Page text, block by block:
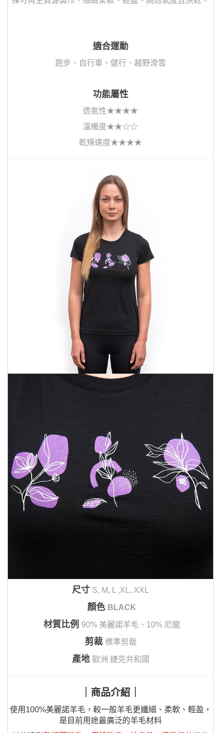
適合運動
跑步、自行車、健行、越野滑雪
功能屬性
透氣性★★★★
溫暖度★★☆☆
乾燥速度★★★★
尺寸 S, M, L ,XL, XXL
顏色 BLACK
材質比例 90% 美麗諾羊毛、 10% 尼龍
剪裁 標準剪裁
產地 歐洲 捷克共和國
｜商品介紹｜
使用100%美麗諾羊毛，較一般羊毛更纖細、柔軟、輕盈，
是目前用途最廣泛的羊毛材料